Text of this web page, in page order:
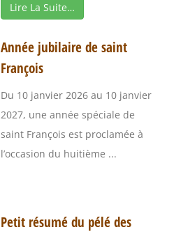
Lire La Suite…
Année jubilaire de saint
François
Du 10 janvier 2026 au 10 janvier
2027, une année spéciale de
saint François est proclamée à
l’occasion du huitième ...
Petit résumé du pélé des